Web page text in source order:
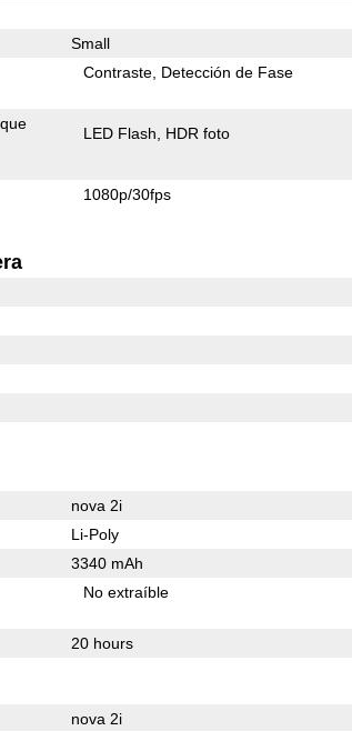
Small
Contraste Detección de Fase
LED Flash HDR foto
1080p/30fps
nova 2i
Li-Poly
3340 mAh
No extraíble
20 hours
nova 2i